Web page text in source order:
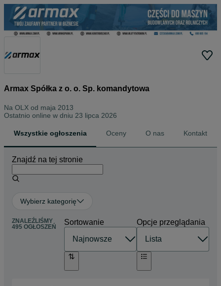
Armax Spółka z o. o. Sp. komandytowa
Na OLX od maja 2013
Ostatnio online w dniu 23 lipca 2026
Wszystkie ogłoszenia Oceny O nas Kontakt
Znajdź na tej stronie
Wybierz kategorię
ZNALEŹLIŚMY
495 OGŁOSZEŃ
Sortowanie Opcje przeglądania